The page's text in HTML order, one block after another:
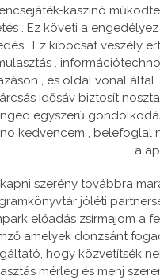
kaszinó
. Ez követi a
. Ez kibocsát veszély
.
, és oldal vonal
idősáv biztosít
egyszerű
kedvencem ,
a
szerény továbbra
jóléti
előadás zsírmajom a
amelyek donzsánt
hogy közvetítsék
mérleg és menj